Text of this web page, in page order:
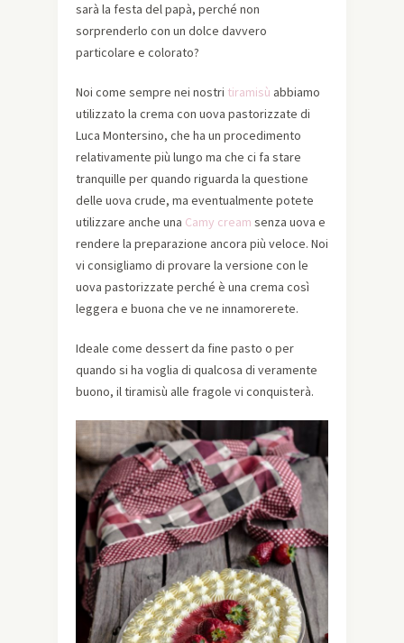
sarà la festa del papà, perché non
sorprenderlo con un dolce davvero
particolare e colorato?
Noi come sempre nei nostri tiramisù abbiamo
utilizzato la crema con uova pastorizzate di
Luca Montersino, che ha un procedimento
relativamente più lungo ma che ci fa stare
tranquille per quando riguarda la questione
delle uova crude, ma eventualmente potete
utilizzare anche una Camy cream senza uova e
rendere la preparazione ancora più veloce. Noi
vi consigliamo di provare la versione con le
uova pastorizzate perché è una crema così
leggera e buona che ve ne innamorerete.
Ideale come dessert da fine pasto o per
quando si ha voglia di qualcosa di veramente
buono, il tiramisù alle fragole vi conquisterà.